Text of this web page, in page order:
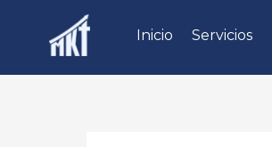
Inicio Servicios